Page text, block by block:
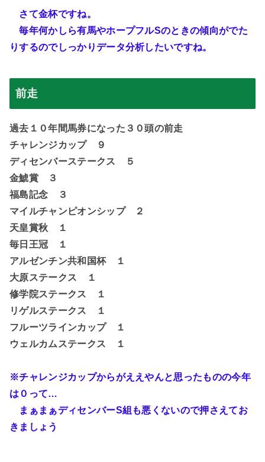
さて金杯ですね。
毎年何かしら有馬やホープフルSのときの傾向がでた
りするのでしっかりデータ分析したいですね。
前走
過去１０年間馬券になった３０頭の前走
チャレンジカップ ９
ディセンバーステークス ５
金鯱賞 ３
福島記念 ３
マイルチャンピオンシップ ２
天皇賞秋 １
毎日王冠 １
アルゼンチン共和国杯 １
大原ステークス １
修学院ステークス １
リゲルステークス １
フルーツラインカップ １
ウェルカムステークス １
※チャレンジカップからがええやんと思ったものの今年
は０って…
まぁまぁディセンバーS組も悪くないので押さえてお
きましょう